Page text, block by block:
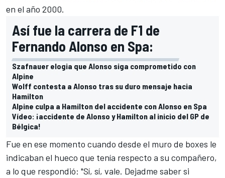
en el año 2000.
Así fue la carrera de F1 de
Fernando Alonso en Spa:
Szafnauer elogia que Alonso siga comprometido con
Alpine
Wolff contesta a Alonso tras su duro mensaje hacia
Hamilton
Alpine culpa a Hamilton del accidente con Alonso en Spa
Vídeo: ¡accidente de Alonso y Hamilton al inicio del GP de
Bélgica!
Fue en ese momento cuando desde el muro de boxes le
indicaban el hueco que tenía respecto a su compañero,
a lo que respondió: "Sí, sí, vale. Dejadme saber si